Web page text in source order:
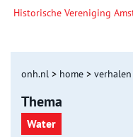
Historische Vereniging
onh.nl > home > verhalen
Thema
Water